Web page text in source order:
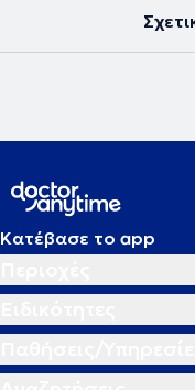
Κατέβασε το app